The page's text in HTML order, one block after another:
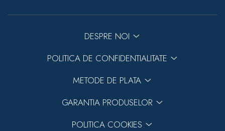
DESPRE NOI
POLITICA DE CONFIDENTIALITATE
METODE DE PLATA
GARANTIA PRODUSELOR
POLITICA COOKIES